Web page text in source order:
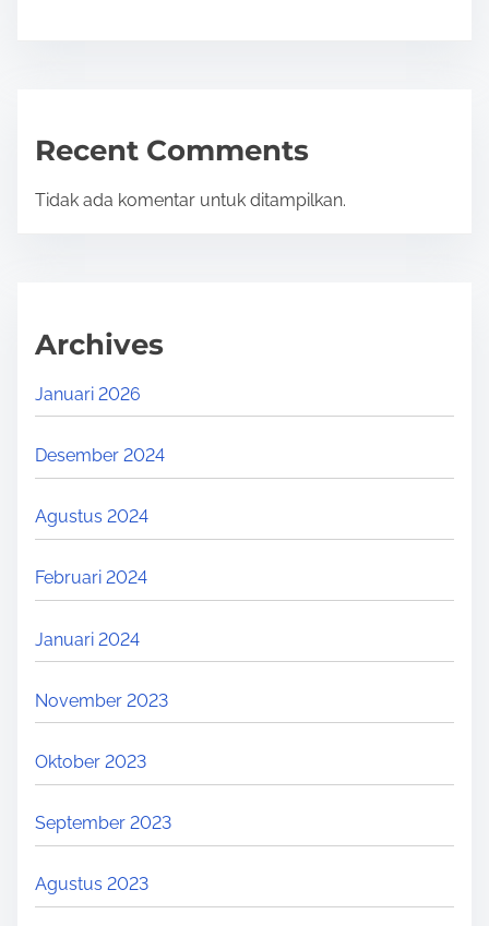
Recent Comments
Tidak ada komentar untuk ditampilkan.
Archives
Januari 2026
Desember 2024
Agustus 2024
Februari 2024
Januari 2024
November 2023
Oktober 2023
September 2023
Agustus 2023